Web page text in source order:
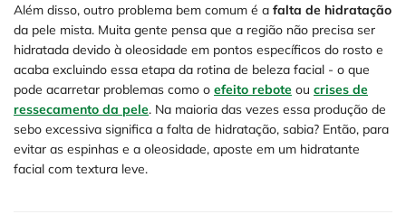
Além disso, outro problema bem comum é a falta de hidratação
da pele mista. Muita gente pensa que a região não precisa ser
hidratada devido à oleosidade em pontos específicos do rosto e
acaba excluindo essa etapa da rotina de beleza facial - o que
pode acarretar problemas como o efeito rebote ou crises de
ressecamento da pele. Na maioria das vezes essa produção de
sebo excessiva significa a falta de hidratação, sabia? Então, para
evitar as espinhas e a oleosidade, aposte em um hidratante
facial com textura leve.